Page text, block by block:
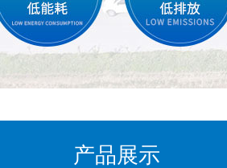
产品展示